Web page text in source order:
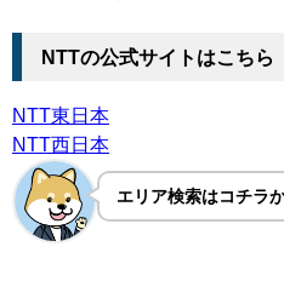
NTTの公式サイトはこちら
NTT東日本
NTT西日本
エリア検索はコチラか